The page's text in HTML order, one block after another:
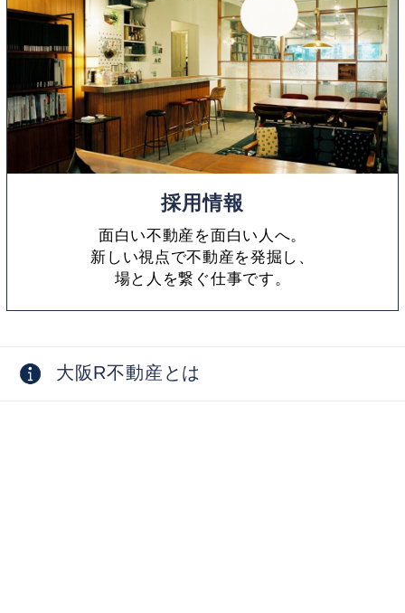
採用情報
面白い不動産を面白い人へ。
新しい視点で不動産を発掘し、
場と人を繋ぐ仕事です。
大阪R不動産とは